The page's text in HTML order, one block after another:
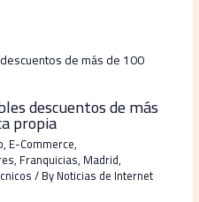
descuentos de más
propia
, E-Commerce,
, Franquicias, Madrid,
/ ByNoticias de Internet